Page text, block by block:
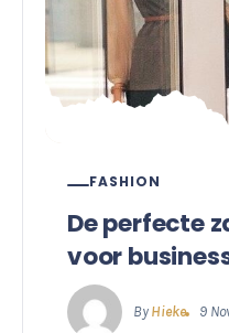
FASHION
De perfecte
voor
By Hieke 9